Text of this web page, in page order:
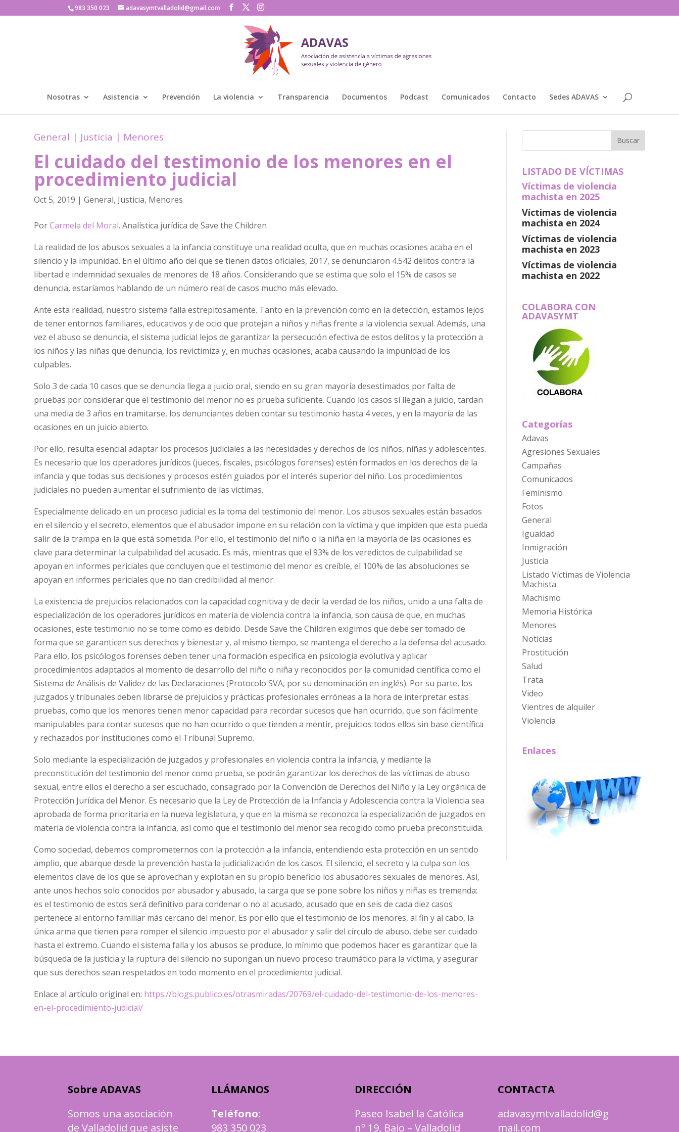
983 350 023 adavasymtvalladolid@gmail.com
Nosotras Asistencia Prevención La violencia Transparencia Documentos Podcast Comunicados Contacto Sedes ADAVAS
General | Justicia | Menores
El cuidado del testimonio de los menores en el
procedimiento judicial
Oct 5, 2019 |General, Justicia, Menores
PorCarmela del Moral. Analística jurídica de Save the Children
La realidad de los abusos sexuales a la infancia constituye una realidad oculta, que en muchas ocasiones acaba en el
silencio y la impunidad. En el último año del que se tienen datos oficiales, 2017, se denunciaron 4.542 delitos contra la
libertad e indemnidad sexuales de menores de 18 años. Considerando que se estima que solo el 15% de casos se
denuncia, estaríamos hablando de un número real de casos mucho más elevado.
Ante esta realidad, nuestro sistema falla estrepitosamente. Tanto en la prevención como en la detección, estamos lejos
de tener entornos familiares, educativos y de ocio que protejan a niños y niñas frente a la violencia sexual. Además, una
vez el abuso se denuncia, el sistema judicial lejos de garantizar la persecución efectiva de estos delitos y la protección a
los niños y las niñas que denuncia, los revictimiza y, en muchas ocasiones, acaba causando la impunidad de los
culpables.
Solo 3 de cada 10 casos que se denuncia llega a juicio oral, siendo en su gran mayoría desestimados por falta de
pruebas por considerar que el testimonio del menor no es prueba suficiente. Cuando los casos sí llegan a juicio, tardan
una media de 3 años en tramitarse, los denunciantes deben contar su testimonio hasta 4 veces, y en la mayoría de las
ocasiones en un juicio abierto.
Por ello, resulta esencial adaptar los procesos judiciales a las necesidades y derechos de los niños, niñas y adolescentes.
Es necesario que los operadores jurídicos (jueces, fiscales, psicólogos forenses) estén formados en los derechos de la
infancia y que todas sus decisiones y procesos estén guiados por el interés superior del niño. Los procedimientos
judiciales no pueden aumentar el sufrimiento de las víctimas.
Especialmente delicado en un proceso judicial es la toma del testimonio del menor. Los abusos sexuales están basados
en el silencio y el secreto, elementos que el abusador impone en su relación con la víctima y que impiden que esta pueda
salir de la trampa en la que está sometida. Por ello, el testimonio del niño o la niña en la mayoría de las ocasiones es
clave para determinar la culpabilidad del acusado. Es más, mientras que el 93% de los veredictos de culpabilidad se
apoyan en informes periciales que concluyen que el testimonio del menor es creíble, el 100% de las absoluciones se
apoyan en informes periciales que no dan credibilidad al menor.
La existencia de prejuicios relacionados con la capacidad cognitiva y de decir la verdad de los niños, unido a una falta de
especialización de los operadores jurídicos en materia de violencia contra la infancia, son causa de que, en muchas
ocasiones, este testimonio no se tome como es debido. Desde Save the Children exigimos que debe ser tomado de
forma que se garanticen sus derechos y bienestar y, al mismo tiempo, se mantenga el derecho a la defensa del acusado.
Para ello, los psicólogos forenses deben tener una formación específica en psicología evolutiva y aplicar
procedimientos adaptados al momento de desarrollo del niño o niña y reconocidos por la comunidad científica como el
Sistema de Análisis de Validez de las Declaraciones (Protocolo SVA, por su denominación en inglés). Por su parte, los
juzgados y tribunales deben librarse de prejuicios y prácticas profesionales erróneas a la hora de interpretar estas
pruebas, como que los menores tienen menor capacidad para recordar sucesos que han ocurrido, que son fácilmente
manipulables para contar sucesos que no han ocurrido o que tienden a mentir, prejuicios todos ellos sin base científica
y rechazados por instituciones como el Tribunal Supremo.
Solo mediante la especialización de juzgados y profesionales en violencia contra la infancia, y mediante la
preconstitución del testimonio del menor como prueba, se podrán garantizar los derechos de las víctimas de abuso
sexual, entre ellos el derecho a ser escuchado, consagrado por la Convención de Derechos del Niño y la Ley orgánica de
Protección Jurídica del Menor. Es necesario que la Ley de Protección de la Infancia y Adolescencia contra la Violencia sea
aprobada de forma prioritaria en la nueva legislatura, y que en la misma se reconozca la especialización de juzgados en
materia de violencia contra la infancia, así como que el testimonio del menor sea recogido como prueba preconstituida.
Como sociedad, debemos comprometernos con la protección a la infancia, entendiendo esta protección en un sentido
amplio, que abarque desde la prevención hasta la judicialización de los casos. El silencio, el secreto y la culpa son los
elementos clave de los que se aprovechan y explotan en su propio beneficio los abusadores sexuales de menores. Así,
ante unos hechos solo conocidos por abusador y abusado, la carga que se pone sobre los niños y niñas es tremenda:
es el testimonio de estos será definitivo para condenar o no al acusado, acusado que en seis de cada diez casos
pertenece al entorno familiar más cercano del menor. Es por ello que el testimonio de los menores, al fin y al cabo, la
única arma que tienen para romper el silencio impuesto por el abusador y salir del círculo de abuso, debe ser cuidado
hasta el extremo. Cuando el sistema falla y los abusos se produce, lo mínimo que podemos hacer es garantizar que la
búsqueda de la justicia y la ruptura del silencio no supongan un nuevo proceso traumático para la víctima, y asegurar
que sus derechos sean respetados en todo momento en el procedimiento judicial.
Enlace al artículo original en: https://blogs.publico.es/otrasmiradas/20769/el-cuidado-del-testimonio-de-los-menores-
en-el-procedimiento-judicial/
LISTADO DE VÍCTIMAS
Víctimas de violencia
machista en 2025
Víctimas de violencia
machista en 2024
Víctimas de violencia
machista en 2023
Víctimas de violencia
machista en 2022
COLABORA CON
ADAVASYMT
Categorías
Adavas
Agresiones Sexuales
Campañas
Comunicados
Feminismo
Fotos
General
Igualdad
Inmigración
Justicia
Listado Víctimas de Violencia
Machista
Machismo
Memoria Histórica
Menores
Noticias
Prostitución
Salud
Trata
Video
Vientres de alquiler
Violencia
Enlaces
Sobre ADAVAS
Somos una asociación
de Valladolid que asiste
LLÁMANOS
Teléfono:
983 350 023
DIRECCIÓN
Paseo Isabel la Católica
nº 19, Bajo – Valladolid
CONTACTA
adavasymtvalladolid@g
mail.com